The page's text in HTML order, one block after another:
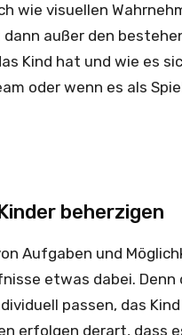
wie visuellen
außer den
Kind hat und wie es
oder wenn es als
beherzigen
Aufgaben und
etwas dabei.
passen, das
erfolgen derart, dass